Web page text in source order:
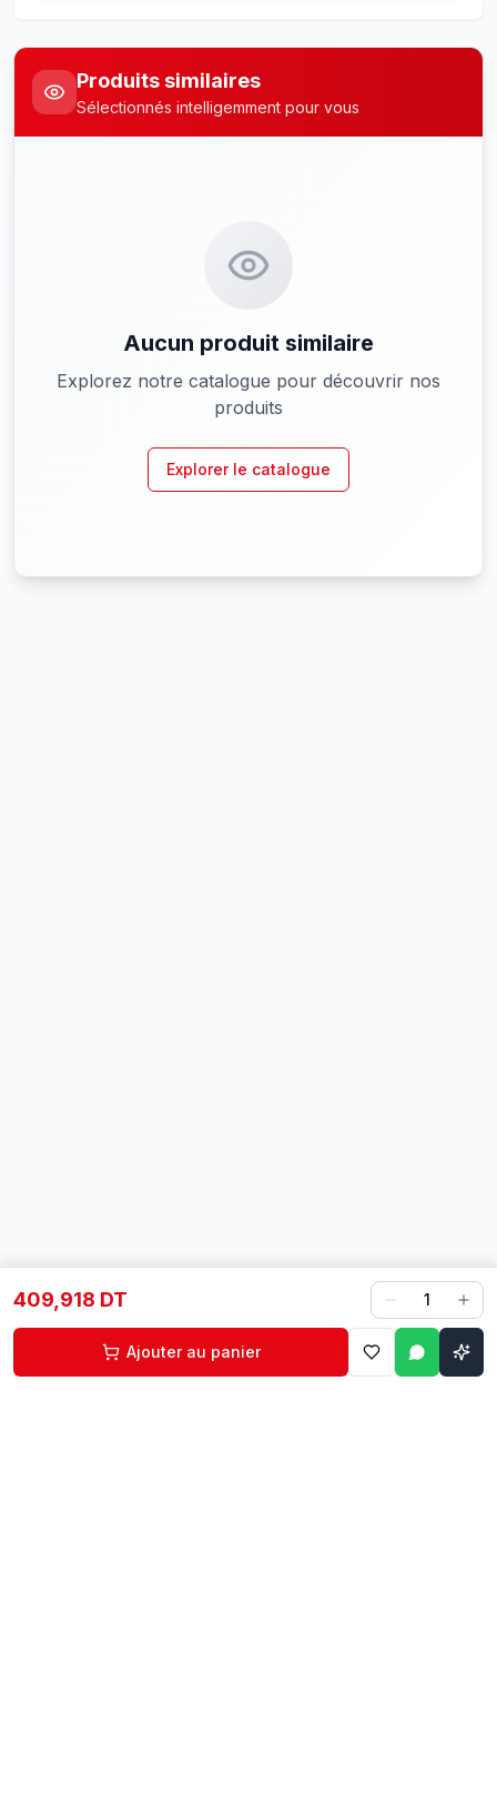
Produits similaires
Sélectionnés intelligemment pour vous
Aucun produit similaire
Explorez notre catalogue pour découvrir nos
produits
Explorer le catalogue
409,918 DT 1
Ajouter au panier